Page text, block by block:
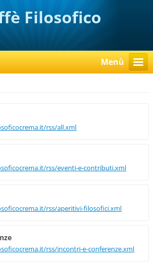
Filosofico
Menù
rss/all.xml
rss/eventi-e-contributi.xml
rss/aperitivi-filosofici.xml
rss/incontri-e-conferenze.xml